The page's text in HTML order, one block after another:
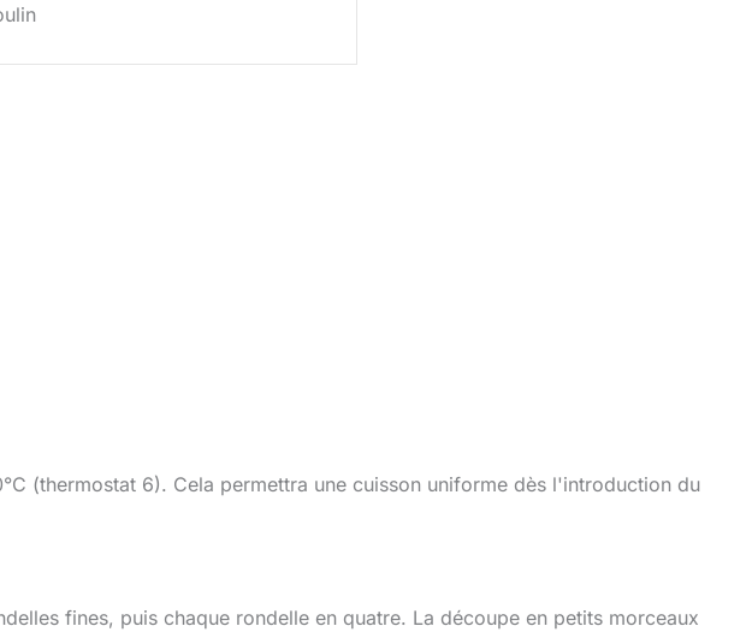
(thermostat 6). Cela permettra une cuisson uniforme dès l'introduction du
fines, puis chaque rondelle en quatre. La découpe en petits morceaux